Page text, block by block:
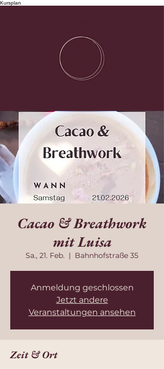
Kursplan
Cacao & Breathwork
mit Luisa
Sa., 21. Feb.
  |
Bahnhofstraße 35
Anmeldung geschlossen
Jetzt andere
Veranstaltungen ansehen
Zeit & Ort